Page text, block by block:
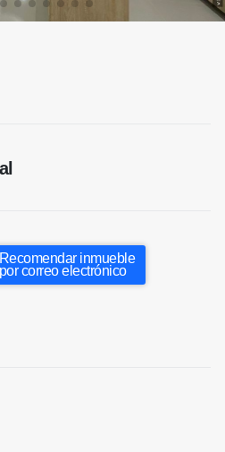
Recomendar inmueble
por correo electrónico